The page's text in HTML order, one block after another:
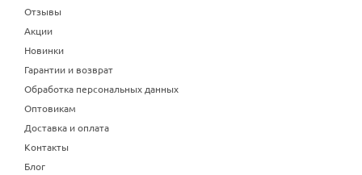
Отзывы
Акции
Новинки
Гарантии и возврат
Обработка персональных данных
Оптовикам
Доставка и оплата
Контакты
Блог